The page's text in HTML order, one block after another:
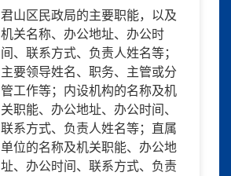
君山区民政局的主要职能，以及
机关名称、办公地址、办公时
间、联系方式、负责人姓名等；
主要领导姓名、职务、主管或分
管工作等；内设机构的名称及机
关职能、办公地址、办公时间、
联系方式、负责人姓名等；直属
单位的名称及机关职能、办公地
址、办公时间、联系方式、负责